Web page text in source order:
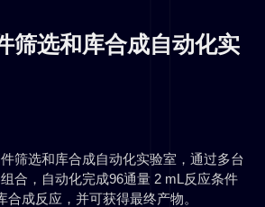
筛选和库合成自动化实
筛选和库合成自动化实验室，通过多台
合，自动化完成96通量 2 mL反应条件
合成反应，并可获得最终产物。